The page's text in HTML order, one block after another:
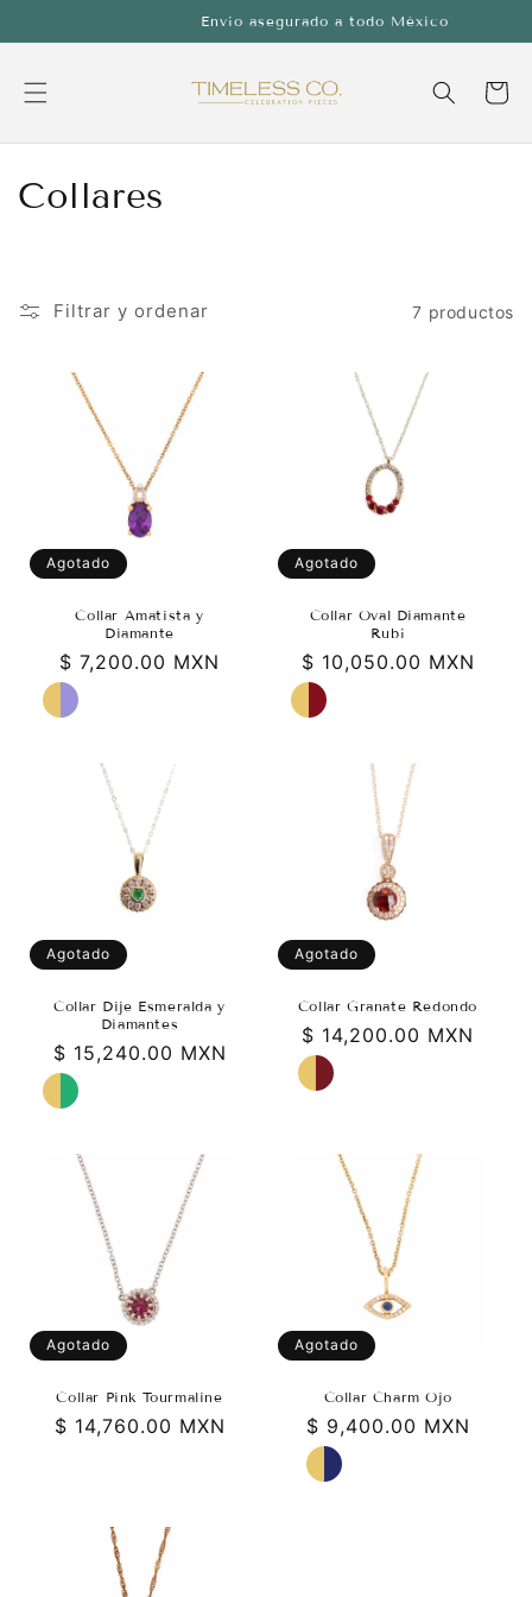
al contenido
Envío asegurado a todo México
Carrito
C
n
Collares
Filtrar y ordenar 7 productos
Agotado
Collar Amatista y
Diamante
Precio
habitual
$ 7,200.00 MXN
Agotado
Collar Oval Diamante
Rubí
Precio
habitual
$ 10,050.00 MXN
Agotado
Collar Dije Esmeralda y
Diamantes
Precio
habitual
$ 15,240.00 MXN
Agotado
Collar Granate Redondo
Precio
habitual
$ 14,200.00 MXN
Agotado
Collar Pink Tourmaline
Precio
$ 14,760.00 MXN
Agotado
Collar Charm Ojo
Precio
habitual
$ 9,400.00 MXN